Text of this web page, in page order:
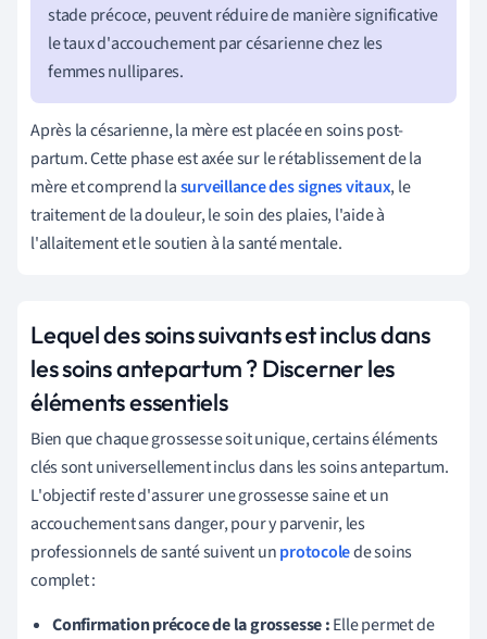
stade précoce, peuvent réduire de manière significative
le taux d'accouchement par césarienne chez les
femmes nullipares.
Après la césarienne, la mère est placée en soins post-
partum. Cette phase est axée sur le rétablissement de la
mère et comprend lasurveillance des signes vitaux, le
traitement de la douleur, le soin des plaies, l'aide à
l'allaitement et le soutien à la santé mentale.
Lequel des soins suivants est inclus dans
les soins antepartum ? Discerner les
éléments essentiels
Bien que chaque grossesse soit unique, certains éléments
clés sont universellement inclus dans les soins antepartum.
L'objectif reste d'assurer une grossesse saine et un
accouchement sans danger, pour y parvenir, les
professionnels de santé suivent unprotocolede soins
complet :
Confirmation précoce de la grossesse :Elle permet de